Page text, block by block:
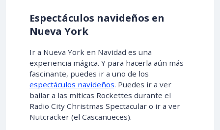
Espectáculos navideños en
Nueva York
Ir a Nueva York en Navidad es una
experiencia mágica. Y para hacerla aún más
fascinante, puedes ir a uno de los
espectáculos navideños. Puedes ir a ver
bailar a las míticas Rockettes durante el
Radio City Christmas Spectacular o ir a ver
Nutcracker (el Cascanueces).